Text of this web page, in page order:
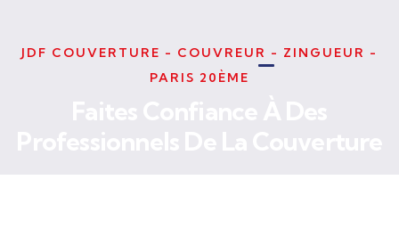
JDF COUVERTURE - COUVREUR - ZINGUEUR -
PARIS 20ÈME